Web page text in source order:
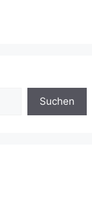
Suchen